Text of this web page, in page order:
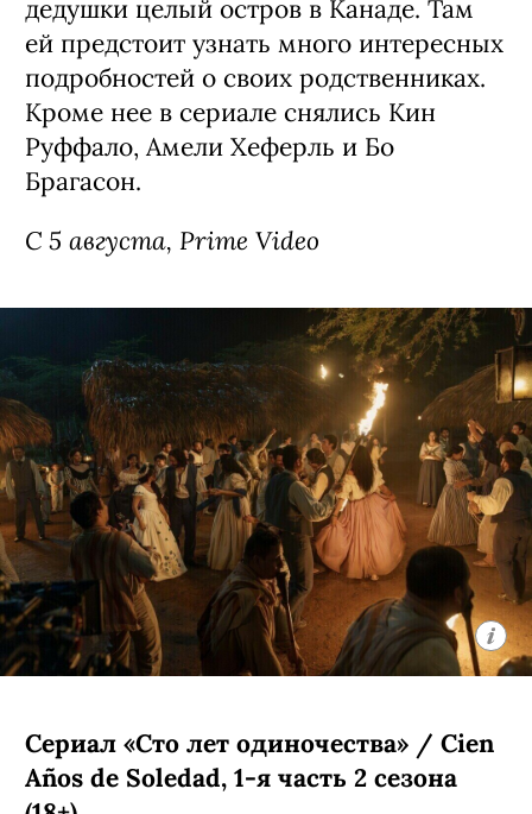
дедушки целый остров в Канаде. Там
ей предстоит узнать много интересных
подробностей о своих родственниках.
Кроме нее в сериале снялись Кин
Руффало, Амели Хеферль и Бо
Брагасон.
С 5 августа, Prime Video
Сериал «Сто лет одиночества» / Cien
Años de Soledad, 1-я часть 2 сезона